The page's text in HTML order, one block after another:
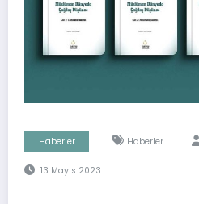
Haberler Haberler
13 Mayıs 2023